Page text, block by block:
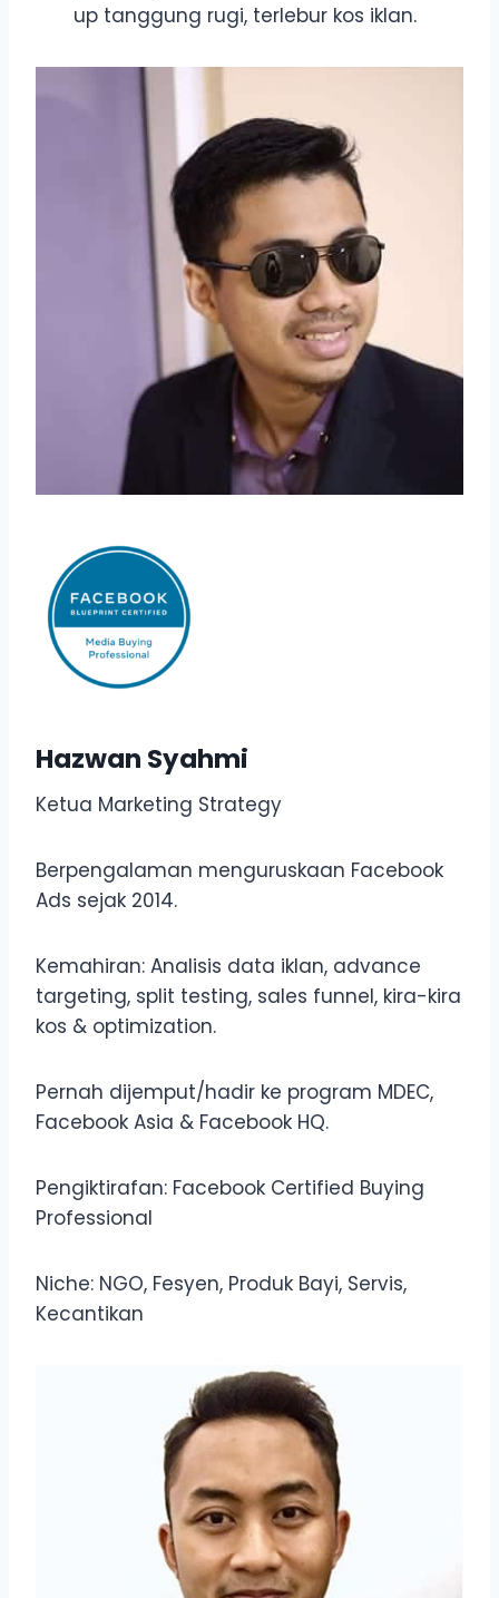
up tanggung rugi, terlebur kos iklan.
Hazwan Syahmi
Ketua Marketing Strategy
Berpengalaman menguruskaan Facebook
Ads sejak 2014.
Kemahiran: Analisis data iklan, advance
targeting, split testing, sales funnel, kira-kira
kos & optimization.
Pernah dijemput/hadir ke program MDEC,
Facebook Asia & Facebook HQ.
Pengiktirafan: Facebook Certified Buying
Professional
Niche: NGO, Fesyen, Produk Bayi, Servis,
Kecantikan